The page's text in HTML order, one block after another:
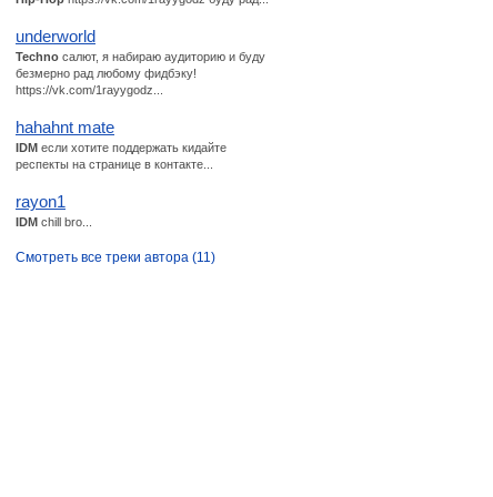
underworld
Techno салют, я набираю аудиторию и буду
безмерно рад любому фидбэку!
https://vk.com/1rayygodz...
hahahnt mate
IDM если хотите поддержать кидайте
респекты на странице в контакте...
rayon1
IDM chill bro...
Смотреть все треки автора (11)